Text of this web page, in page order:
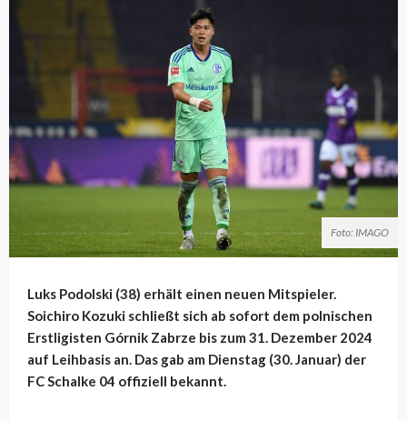
Foto: IMAGO
Luks Podolski (38) erhält einen neuen Mitspieler.
Soichiro Kozuki schließt sich ab sofort dem polnischen
Erstligisten Górnik Zabrze bis zum 31. Dezember 2024
auf Leihbasis an. Das gab am Dienstag (30. Januar) der
FC Schalke 04 offiziell bekannt.